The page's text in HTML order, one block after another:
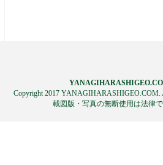
Copyright 2017
載図版・写真の無断使用は法律